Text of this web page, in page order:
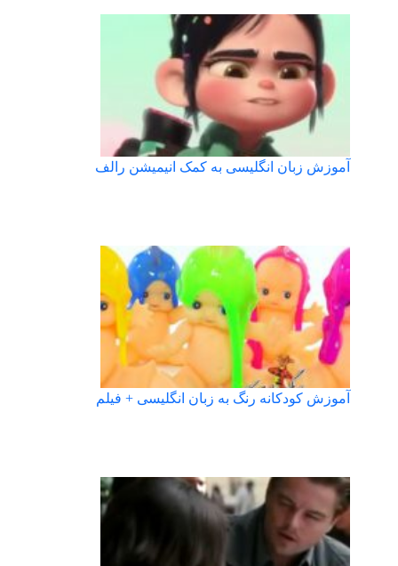
آموزش زبان انگلیسی به کمک انیمیشن رالف
آموزش کودکانه رنگ به زبان انگلیسی + فیلم